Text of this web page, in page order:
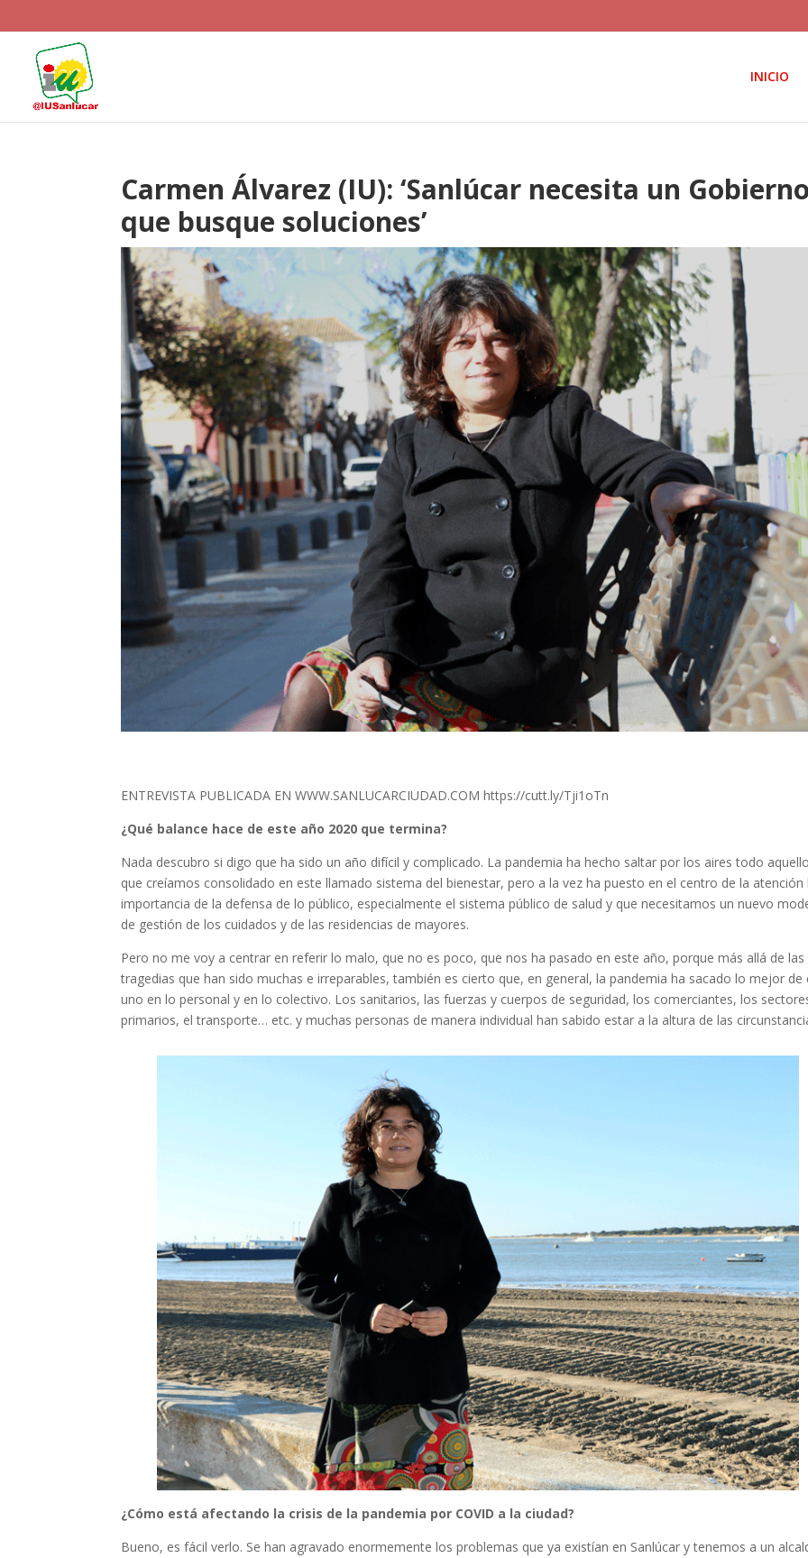
INICIO
Carmen Álvarez (IU): ‘Sanlúcar necesita un
que busque soluciones’
ENTREVISTA PUBLICADA EN WWW.SANLUCARCIUDAD.COM https://cutt.ly/Tji1oTn
¿Qué balance hace de este año 2020 que termina?
Nada descubro si digo que ha sido un año difícil y complicado. La pandemia ha hecho saltar por los aires todo
que creíamos consolidado en este llamado sistema del bienestar, pero a la vez ha puesto en el centro de la atención
importancia de la defensa de lo público, especialmente el sistema público de salud y que necesitamos un nuevo
de gestión de los cuidados y de las residencias de mayores.
Pero no me voy a centrar en referir lo malo, que no es poco, que nos ha pasado en este año, porque más allá de las
tragedias que han sido muchas e irreparables, también es cierto que, en general, la pandemia ha sacado lo mejor de
uno en lo personal y en lo colectivo. Los sanitarios, las fuerzas y cuerpos de seguridad, los comerciantes, los
primarios, el transporte… etc. y muchas personas de manera individual han sabido estar a la altura de las
¿Cómo está afectando la crisis de la pandemia por COVID a la ciudad?
Bueno, es fácil verlo. Se han agravado enormemente los problemas que ya existían en Sanlúcar y tenemos a un